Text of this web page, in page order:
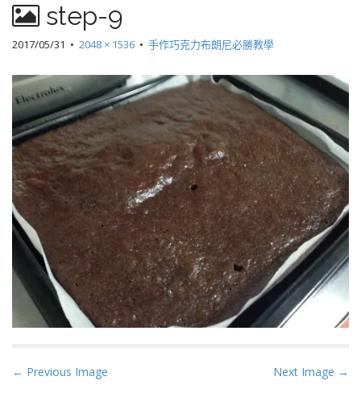
step-9
2017/05/31 • 2048 × 1536 • 手作巧克力布朗尼必勝教學
P
← Previous Image Next Image →